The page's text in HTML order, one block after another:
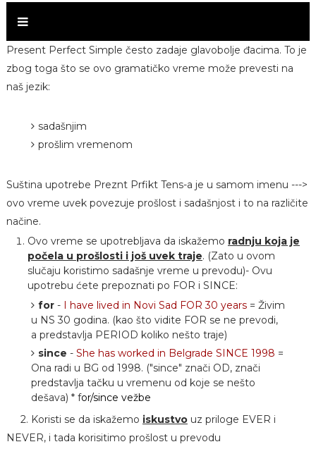
Present Perfect Simple često zadaje glavobolje đacima. To je
zbog toga što se ovo gramatičko vreme može prevesti na
naš jezik:
sadašnjim
prošlim vremenom
Suština upotrebe Preznt Prfikt Tens-a je u samom imenu --->
ovo vreme uvek povezuje prošlost i sadašnjost i to na različite
načine.
Ovo vreme se upotrebljava da iskažemo radnju koja je
počela u prošlosti i još uvek traje. (Zato u ovom
slučaju koristimo sadašnje vreme u prevodu)- Ovu
upotrebu ćete prepoznati po FOR i SINCE:
for- I have lived in Novi Sad FOR 30 years= Živim
u NS 30 godina. (kao što vidite FOR se ne prevodi,
a predstavlja PERIOD koliko nešto traje)
since - She has worked in Belgrade SINCE 1998 =
Ona radi u BG od 1998. ("since" znači OD, znači
predstavlja tačku u vremenu od koje se nešto
dešava) * for/since vežbe
2. Koristi se da iskažemo iskustvouz priloge EVER i
NEVER, i tada korisitimo prošlost u prevodu